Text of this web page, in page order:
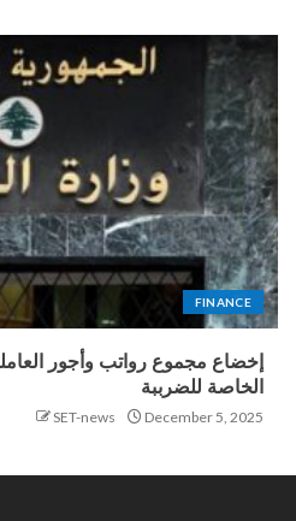
FINANCE
إخضاع مجموع رواتب وأجور
الخاصة للضرببة
December 5, 2025
SET-news